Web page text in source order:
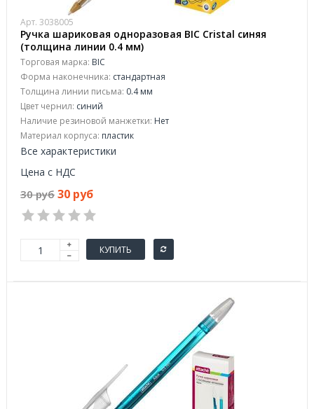
Арт. 3038005
Ручка шариковая одноразовая BIC Cristal синяя
(толщина линии 0.4 мм)
Торговая марка: BIC
Форма наконечника: стандартная
Толщина линии письма: 0.4 мм
Цвет чернил: синий
Наличие резиновой манжетки: Нет
Материал корпуса: пластик
Все характеристики
Цена с НДС
30 руб 30 руб
КУПИТЬ